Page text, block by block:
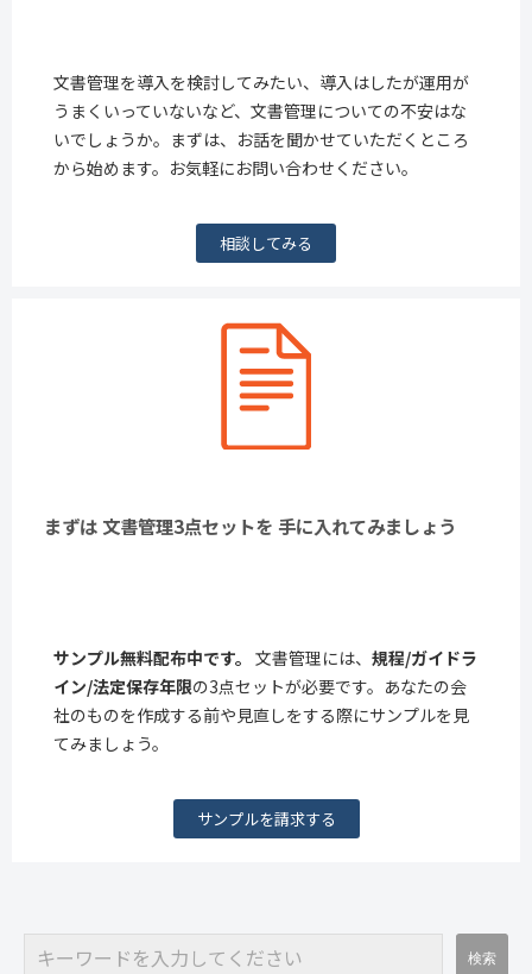
文書管理を導入を検討してみたい、導入はしたが運用が
うまくいっていないなど、文書管理についての不安はな
いでしょうか。まずは、お話を聞かせていただくところ
から始めます。お気軽にお問い合わせください。
相談してみる
まずは 文書管理3点セットを 手に入れてみましょう
サンプル無料配布中です。 文書管理には、 規程/ガイドラ
イン/法定保存年限の3点セットが必要です。あなたの会
社のものを作成する前や見直しをする際にサンプルを見
てみましょう。
サンプルを請求する